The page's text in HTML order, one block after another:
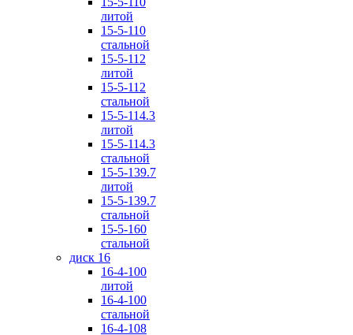
литой
15-5-110
стальной
15-5-112
литой
15-5-112
стальной
15-5-114.3
литой
15-5-114.3
стальной
15-5-139.7
литой
15-5-139.7
стальной
15-5-160
стальной
диск 16
16-4-100
литой
16-4-100
стальной
16-4-108